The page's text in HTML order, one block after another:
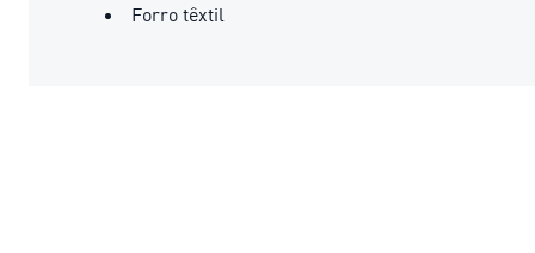
Forro têxtil